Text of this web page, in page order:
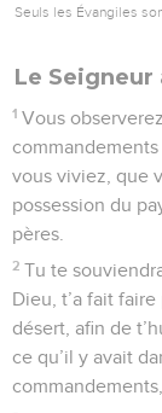
Seuls les Évangiles
Le Seigneur
1 Vous
vous viviez, que
possession du
pères.
2 Tu te
Dieu, t’a fait
désert, afin de
ce qu’il y avait